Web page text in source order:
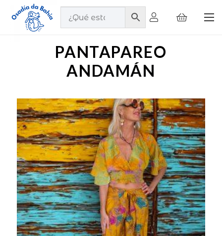
PANTAPAREO
ANDAMÁN